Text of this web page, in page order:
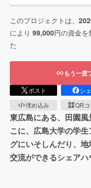
このプロジェクトは、
により 99,000円の資金を
た
もう一度
ポスト シ
埋め込み
QR
東広島にある、田園
こに、広島大学の学
グにいそしんだり、
交流ができるシェアハ